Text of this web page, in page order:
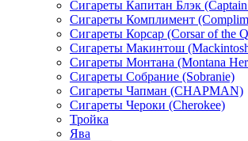
Сигареты Капитан Блэк
Сигареты Комплимент
Сигареты Корсар (Corsar of the
Сигареты Макинтош
Сигареты Монтана (Montana
Сигареты Собрание (Sobranie)
Сигареты Чапман (CHAPMAN)
Сигареты Чероки (Cherokee)
Тройка
Ява